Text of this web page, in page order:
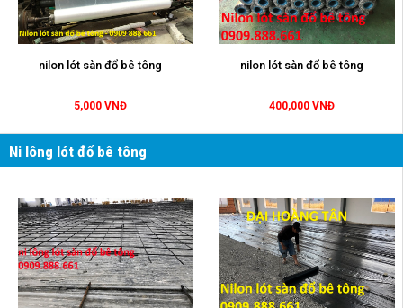
nilon lót sàn đổ bê tông
5,000 VNĐ
nilon lót sàn đổ bê tông
400,000 VNĐ
Ni lông lót đổ bê tông